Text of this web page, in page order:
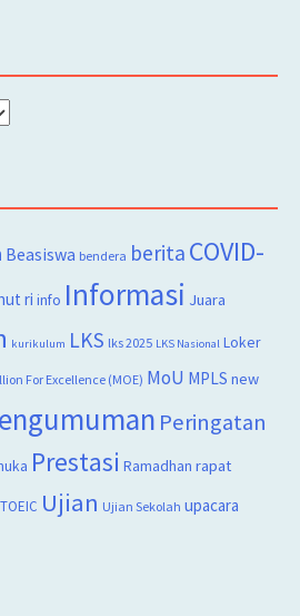
Beasiswa bendera berita COVID-
ri info Informasi Juara
kurikulum LKS lks 2025 LKS Nasional Loker
For Excellence (MOE) MoU MPLS new
Peringatan
Prestasi Ramadhan rapat
TOEIC Ujian Ujian Sekolah upacara